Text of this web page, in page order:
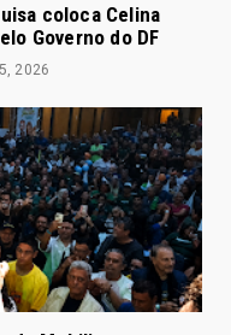
coloca Celina
Governo do DF
2026